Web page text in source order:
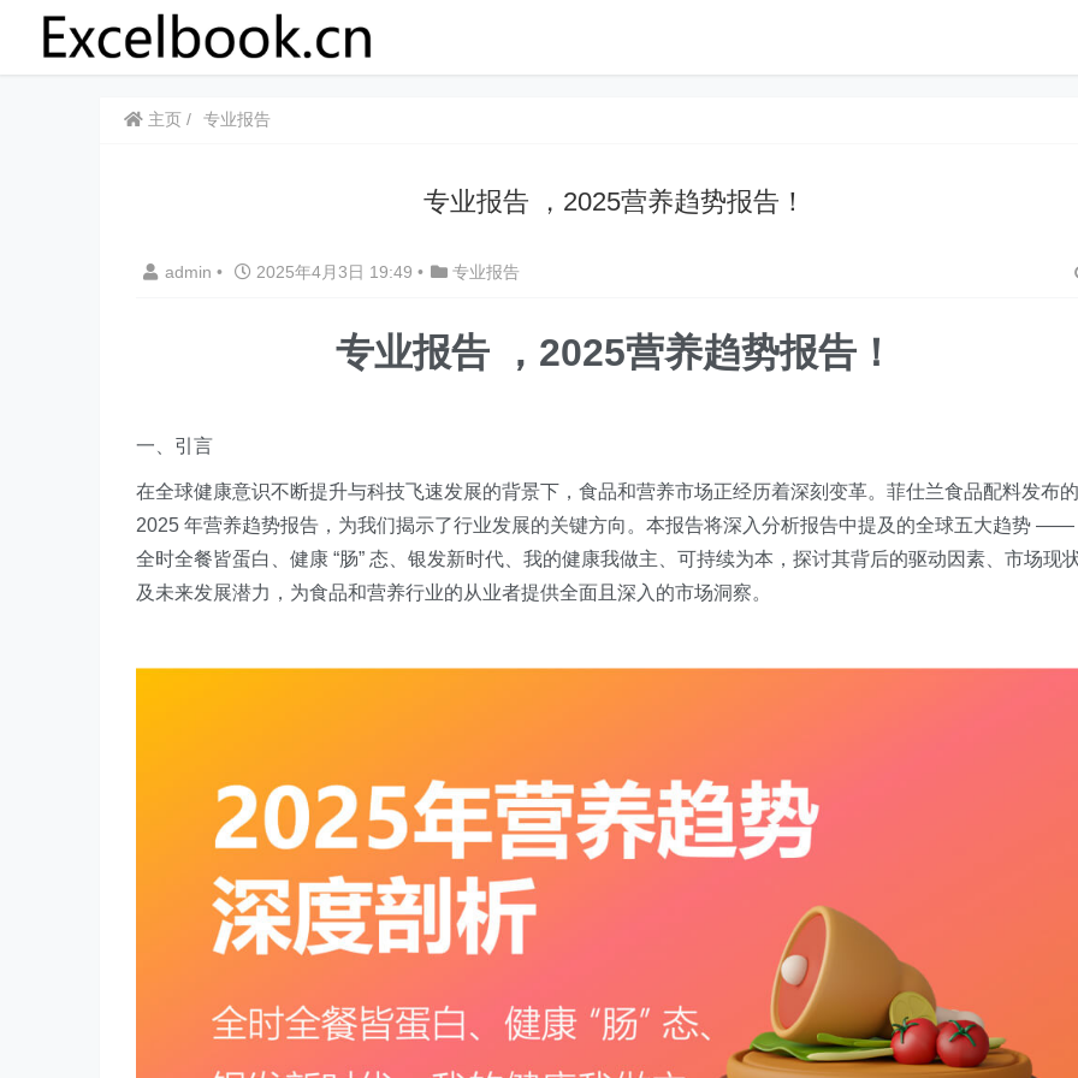
主页 专业报告
专业报告 ，2025营养趋势报告！
admin • 2025年4月3日 19:49 • 专业报告
专业报告 ，2025营养趋势报告！
一、引言
在全球健康意识不断提升与科技飞速发展的背景下，食品和营养市场正经历着深刻变革。菲仕兰食品配料发布的
2025 年营养趋势报告，为我们揭示了行业发展的关键方向。本报告将深入分析报告中提及的全球五大趋势 ——
全时全餐皆蛋白、健康 “肠” 态、银发新时代、我的健康我做主、可持续为本，探讨其背后的驱动因素、市场现
及未来发展潜力，为食品和营养行业的从业者提供全面且深入的市场洞察。